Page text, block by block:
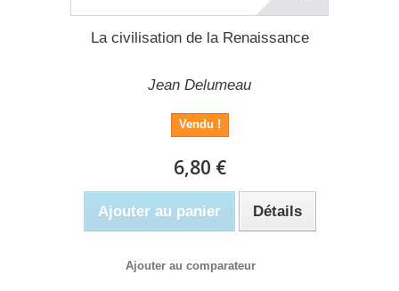
La civilisation de la Renaissance
Jean Delumeau
Vendu !
6,80 €
Ajouter au panier Détails
Ajouter au comparateur